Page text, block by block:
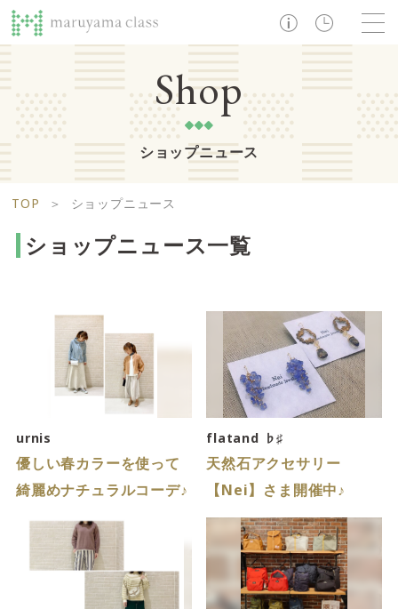
TOP
ショップ レストラン・カフェ ショップニュース
マルヤマ クラスとは
木曜の市
Zooっと割
求人情報
サイトご利用にあたって
サイトマップ
閉じる
Life support floor
ライフサポートフロア
営業時間 10:00 ~ 20:00
Food boutique floor
フードブティックフロア
営業時間 10:00 ~ 20:00
※一部店舗は営業時間が異なります。
2F Fashion & Life style floor
ファッション＆ライフスタイルフロア
営業時間 10:00 ~ 20:00
Shop
ショップニュース
TOP ＞ ショップニュース
ショップニュース一覧
urnis
優しい春カラーを使って
綺麗めナチュラルコーデ♪
flatand ♭♯
天然石アクセサリー
【Nei】さま開催中♪